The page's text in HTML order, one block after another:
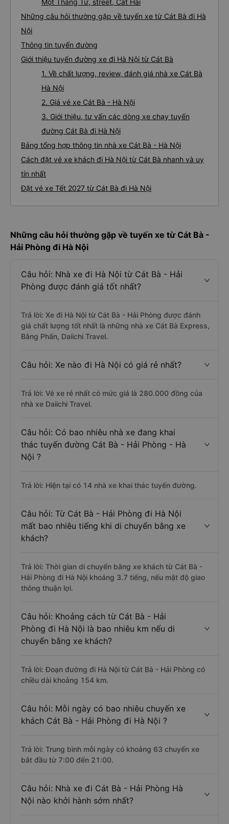
Một Tháng Tư, street, Cát Hải
Những câu hỏi thường gặp về tuyến xe từ Cát Bà đi Hà
Nội
Thông tin tuyến đường
Giới thiệu tuyến đường xe đi Hà Nội từ Cát Bà
1. Về chất lượng, review, đánh giá nhà xe Cát Bà
Hà Nội
2. Giá vé xe Cát Bà - Hà Nội
3. Giới thiệu, tư vấn các dòng xe chạy tuyến
đường Cát Bà đi Hà Nội
Bảng tổng hợp thông tin nhà xe Cát Bà - Hà Nội
Cách đặt vé xe khách đi Hà Nội từ Cát Bà nhanh và uy
tín nhất
Đặt vé xe Tết 2027 từ Cát Bà đi Hà Nội
Những câu hỏi thường gặp về tuyến xe từ Cát Bà -
Hải Phòng đi Hà Nội
Câu hỏi: Nhà xe đi Hà Nội từ Cát Bà - Hải
Phòng được đánh giá tốt nhất?
Trả lời: Xe đi Hà Nội từ Cát Bà - Hải Phòng được đánh
giá chất lượng tốt nhất là những nhà xe Cát Bà Express,
Bằng Phấn, Daiichi Travel.
Câu hỏi: Xe nào đi Hà Nội có giá rẻ nhất?
Trả lời: Vé xe rẻ nhất có mức giá là 280.000 đồng của
nhà xe Daiichi Travel.
Câu hỏi: Có bao nhiêu nhà xe đang khai
thác tuyến đường Cát Bà - Hải Phòng - Hà
Nội ?
Trả lời: Hiện tại có 14 nhà xe khai thác tuyến đường.
Câu hỏi: Từ Cát Bà - Hải Phòng đi Hà Nội
mất bao nhiêu tiếng khi di chuyển bằng xe
khách?
Trả lời: Thời gian di chuyển bằng xe khách từ Cát Bà -
Hải Phòng đi Hà Nội khoảng 3.7 tiếng, nếu mật độ giao
thông thuận lợi.
Câu hỏi: Khoảng cách từ Cát Bà - Hải
Phòng đi Hà Nội là bao nhiêu km nếu di
chuyển bằng xe khách?
Trả lời: Đoạn đường đi Hà Nội từ Cát Bà - Hải Phòng có
chiều dài khoảng 154 km.
Câu hỏi: Mỗi ngày có bao nhiêu chuyến xe
khách Cát Bà - Hải Phòng đi Hà Nội ?
Trả lời: Trung bình mỗi ngày có khoảng 63 chuyến xe
bắt đầu từ 7:00 đến 21:00.
Câu hỏi: Nhà xe đi Cát Bà - Hải Phòng Hà
Nội nào khởi hành sớm nhất?